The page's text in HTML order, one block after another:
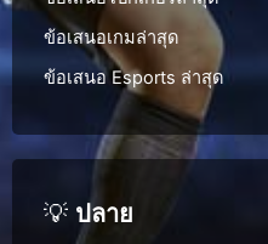
ข้อเสนอเกมล่าสุด
ข้อเสนอ Esports ล่าสุด
💡 ปลาย